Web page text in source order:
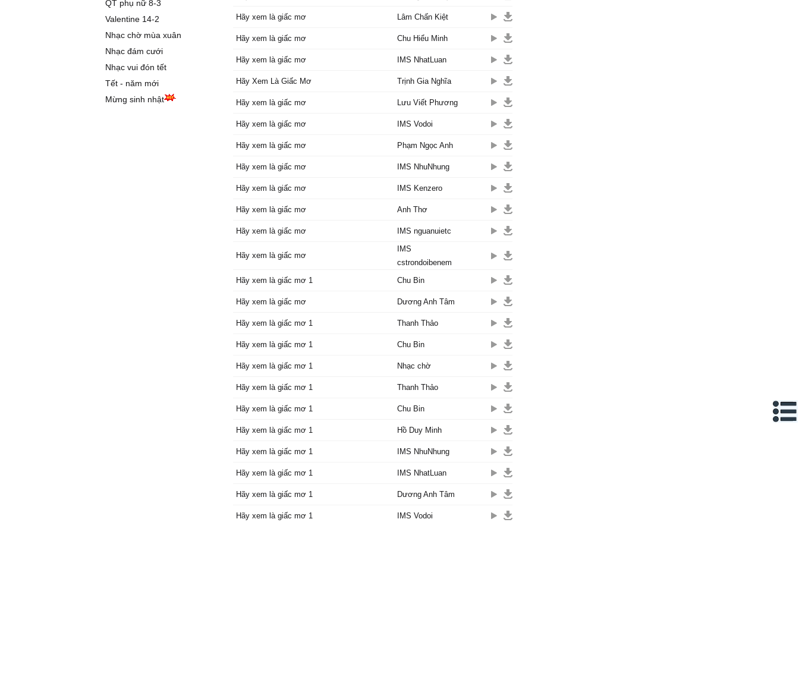
QT phụ nữ 8-3
Valentine 14-2
Nhạc chờ mùa xuân
Nhạc đám cưới
Nhạc vui đón tết
Tết - năm mới
Mừng sinh nhật
ngờ
người hãy đi đi lưu luyến chi
sống tạm mà thôi !
Hãy xem là giấc mơ Lâm Chấn Kiệt
Hãy xem là giấc mơ Chu Hiểu Minh
Hãy xem là giấc mơ IMS NhatLuan
Hãy Xem Là Giấc Mơ Trịnh Gia Nghĩa
Hãy xem là giấc mơ Lưu Viết Phương
Hãy xem là giấc mơ IMS Vodoi
Hãy xem là giấc mơ Phạm Ngọc Anh
Hãy xem là giấc mơ IMS NhuNhung
Hãy xem là giấc mơ IMS Kenzero
Hãy xem là giấc mơ Anh Thơ
Hãy xem là giấc mơ IMS nguanuietc
Hãy xem là giấc mơ
IMS
cstrondoibenem
Hãy xem là giấc mơ 1
Chu Bin
Hãy xem là giấc mơ Dương Anh Tâm
Hãy xem là giấc mơ 1 Thanh Thảo
Hãy xem là giấc mơ 1 Chu Bin
Hãy xem là giấc mơ 1 Nhạc chờ
Hãy xem là giấc mơ 1 Thanh Thảo
Hãy xem là giấc mơ 1 Chu Bin
Hãy xem là giấc mơ 1 Hồ Duy Minh
Hãy xem là giấc mơ 1 IMS NhuNhung
Hãy xem là giấc mơ 1 IMS NhatLuan
Hãy xem là giấc mơ 1 Dương Anh Tâm
Hãy xem là giấc mơ 1 IMS Vodoi